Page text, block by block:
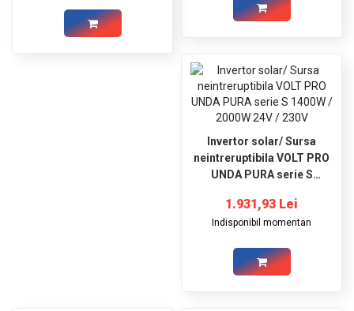
Invertor solar/ Sursa
neintreruptibila VOLT PRO
UNDA PURA serie S
1.931,93 Lei
Indisponibil momentan